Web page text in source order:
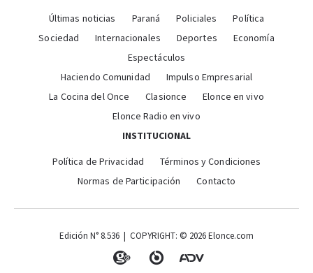
Últimas noticias Paraná Policiales
Política
Sociedad
Internacionales Deportes
Economía
Espectáculos
Haciendo Comunidad
Impulso Empresarial
La Cocina del Once
Clasionce
Elonce en vivo
Elonce Radio en vivo
INSTITUCIONAL
Política de Privacidad
Términos y Condiciones
Normas de Participación
Contacto
Edición N° 8.536 | COPYRIGHT: © 2026 Elonce.com